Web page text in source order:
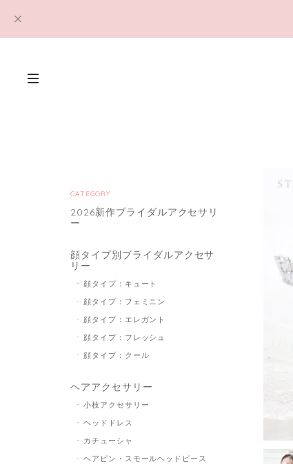
CATEGORY
2026新作ブライダルアクセサリ
ー
顔タイプ別ブライダルアクセサ
リー
顔タイプ：キュート
顔タイプ：フェミニン
顔タイプ：エレガント
顔タイプ：フレッシュ
顔タイプ：クール
ヘアアクセサリー
小枝アクセサリー
ヘッドドレス
カチューシャ
ヘアピン・スモールヘッドピース